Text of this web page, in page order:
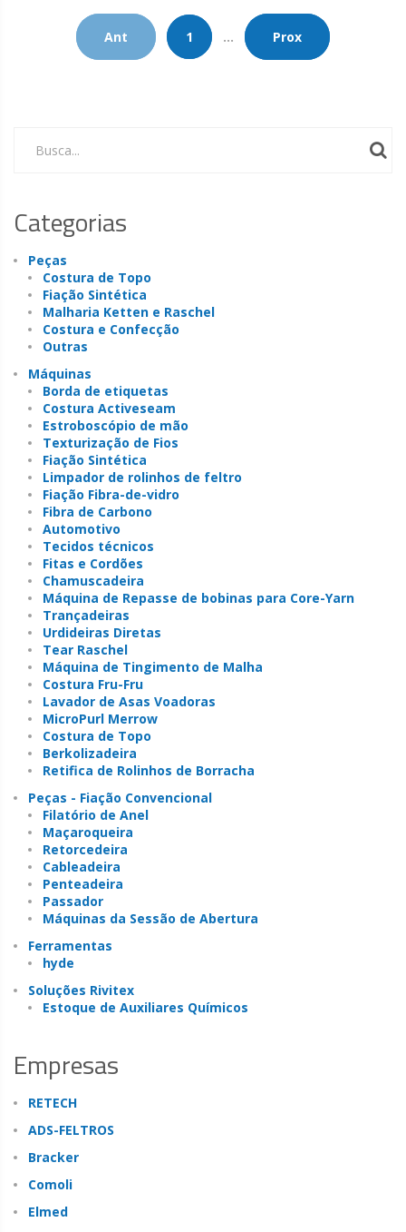
Ant 1 ... Prox
Busca...
Categorias
Peças
Costura de Topo
Fiação Sintética
Malharia Ketten e Raschel
Costura e Confecção
Outras
Máquinas
Borda de etiquetas
Costura Activeseam
Estroboscópio de mão
Texturização de Fios
Fiação Sintética
Limpador de rolinhos de feltro
Fiação Fibra-de-vidro
Fibra de Carbono
Automotivo
Tecidos técnicos
Fitas e Cordões
Chamuscadeira
Máquina de Repasse de bobinas para Core-Yarn
Trançadeiras
Urdideiras Diretas
Tear Raschel
Máquina de Tingimento de Malha
Costura Fru-Fru
Lavador de Asas Voadoras
MicroPurl Merrow
Costura de Topo
Berkolizadeira
Retifica de Rolinhos de Borracha
Peças - Fiação Convencional
Filatório de Anel
Maçaroqueira
Retorcedeira
Cableadeira
Penteadeira
Passador
Máquinas da Sessão de Abertura
Ferramentas
hyde
Soluções Rivitex
Estoque de Auxiliares Químicos
Empresas
RETECH
ADS-FELTROS
Bracker
Comoli
Elmed